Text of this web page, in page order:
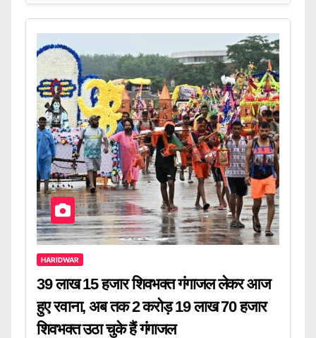
HARIDWAR
39 लाख 15 हजार शिवभक्त गंगाजल लेकर आज
हुए रवाना, अब तक 2 करोड़ 19 लाख 70 हजार
शिवभक्त उठा चुके हैं गंगाजल